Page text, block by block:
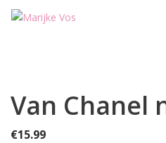
Skip
Van Chanel
€15.99